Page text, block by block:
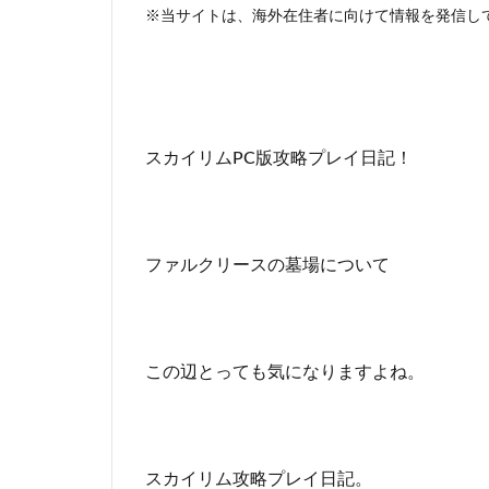
※当サイトは、海外在住者に向けて情報を発信し
スカイリムPC版攻略プレイ日記！
ファルクリースの墓場について
この辺とっても気になりますよね。
スカイリム攻略プレイ日記。